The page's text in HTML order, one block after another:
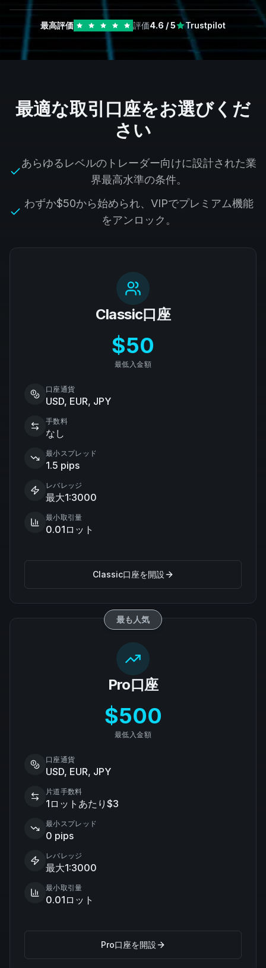
最高評価 評価4.6 / 5 Trustpilot
最適な取引口座をお選びくだ
さい
あらゆるレベルのトレーダー向けに設計された業
界最高水準の条件。
わずか$50から始められ、VIPでプレミアム機能
をアンロック。
Classic口座
$50
最低入金額
口座通貨
USD, EUR, JPY
手数料
なし
最小スプレッド
1.5 pips
レバレッジ
最大1:3000
最小取引量
0.01ロット
Classic口座を開設
最も人気
Pro口座
$500
最低入金額
口座通貨
USD, EUR, JPY
片道手数料
1ロットあたり$3
最小スプレッド
0 pips
レバレッジ
最大1:3000
最小取引量
0.01ロット
Pro口座を開設